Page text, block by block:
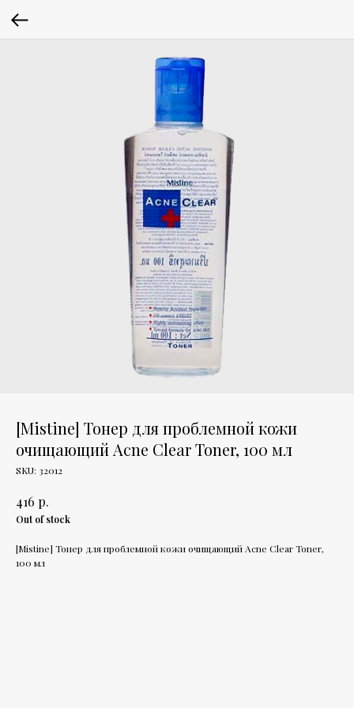
[Mistine] Тонер для проблемной кожи
очищающий Acne Clear Toner, 100 мл
SKU: 32012
416 р.
Out of stock
[Mistine] Тонер для проблемной кожи очищающий Acne Clear Toner,
100 мл